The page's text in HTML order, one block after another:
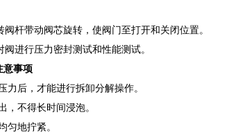
杆带动阀芯旋转，使阀门至打开和关闭位置。
进行压力密封测试和性能测试。
意事项
后，才能进行拆卸分解操作。
不得长时间浸泡。
匀地拧紧。